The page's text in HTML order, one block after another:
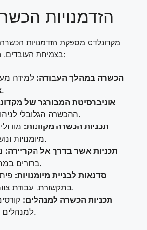
הזדמנויות
מקדונלדס מספקת הזדמנויות הכשרה
בצמיחת העובדים. הנה כמה אפשרויות:
הכשרה במהלך העבודה: למידה
צוות מנוסה.
אוניברסיטת המבורגר של
ההכשרה הגלובלי לניהול ומנהיגות.
תכניות הכשרה מקוונות:
מיומנויות ונושאים שונים.
תכניות אשר בדרך אל הקריירה:
ברורים במתוך החברה.
סדנאות לבניית מיומנויות:
בתקשורת, עבודת צוות ומנהיגות.
תכניות הכשרה למנהלים:
למנהלים בפוטנציאל.